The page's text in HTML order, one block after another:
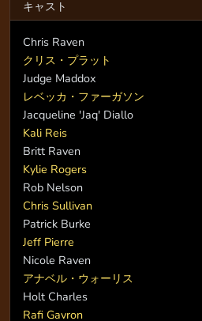
キャスト
Chris Raven
クリス・プラット
Judge Maddox
レベッカ・ファーガソン
Jacqueline 'Jaq' Diallo
Kali Reis
Britt Raven
Kylie Rogers
Rob Nelson
Chris Sullivan
Patrick Burke
Jeff Pierre
Nicole Raven
アナベル・ウォーリス
Holt Charles
Rafi Gavron